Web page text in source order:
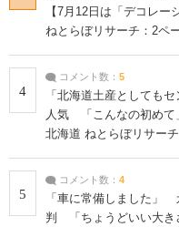
【7月12日は「デコレ
ねとらぼリサーチ：2ペ
4
コメント数： 5
「北海道土産としても
人気 「こんなの初めて
北海道 ねとらぼリサーチ
5
コメント数： 4
「車に常備しました」
判 「ちょうどいい大き